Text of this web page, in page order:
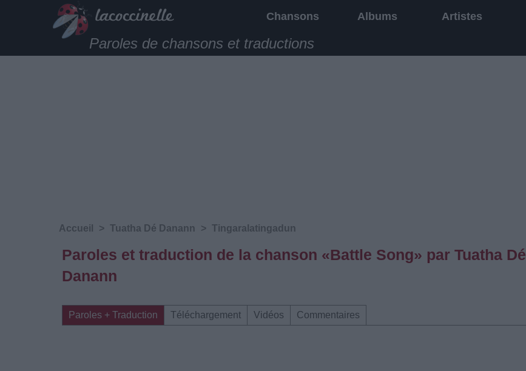
Chansons Albums Artistes
Paroles de chansons et traductions
Accueil > Tuatha Dé Danann > Tingaralatingadun
Paroles et traduction de la chanson «Battle Song» par Tuatha Dé
Danann
Paroles + Traduction Téléchargement Vidéos Commentaires